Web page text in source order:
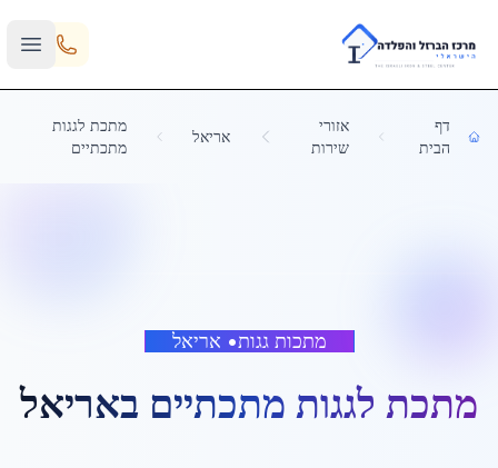
Skip to main content
דף
הבית
אזורי
שירות
אריאל
מתכת לגגות
מתכתיים
מתכות גגות• אריאל
מתכת לגגות מתכתיים באריאל